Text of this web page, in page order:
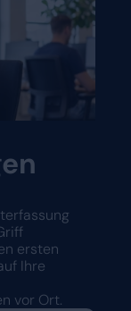
ersten
Ihre
vor Ort.